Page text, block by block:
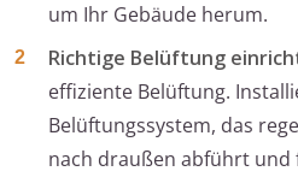
um Ihr Gebäude herum.
Richtige Belüftung
effiziente Belüftung.
Belüftungssystem, das
nach draußen abführt